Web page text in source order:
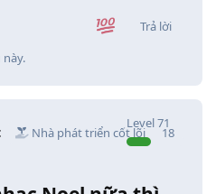
Trả lời
này.
Nhà phát triển cốt lõi
Level71
18